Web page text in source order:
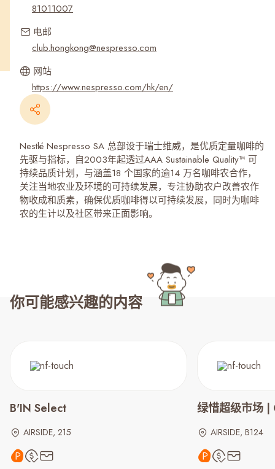
81011007
电邮
club.hongkong@nespresso.com
网站
https://www.nespresso.com/hk/en/
Nestlé Nespresso SA 总部设于瑞士维威，是优质定量咖啡的
先驱与指标，自2003年起透过AAA Sustainable Quality™ 可
持续品质计划，与涵盖18 个国家的逾14 万名咖啡农合作，
关注当地农业及环境的可持续发展，专注协助农户改善农作
物收成和质素，确保优质咖啡得以可持续发展，同时为咖啡
农的生计以及社区带来正面影响。
你可能感兴趣的内容
B'IN Select
AIRSIDE, 215
绿惜超级市场
AIRSIDE, B124